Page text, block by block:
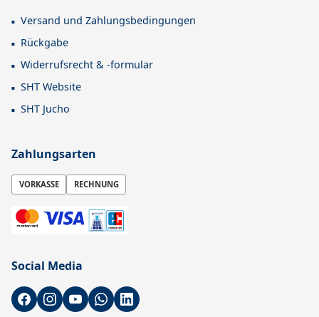
Versand und Zahlungsbedingungen
Rückgabe
Widerrufsrecht & -formular
SHT Website
SHT Jucho
Zahlungsarten
VORKASSE RECHNUNG
Social Media